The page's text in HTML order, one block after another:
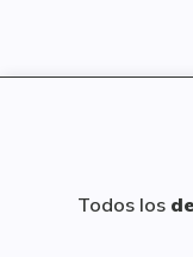
Todos los